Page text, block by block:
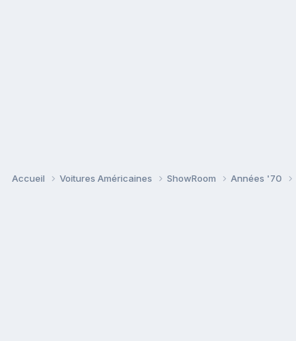
Accueil Voitures Américaines ShowRoom Années '70